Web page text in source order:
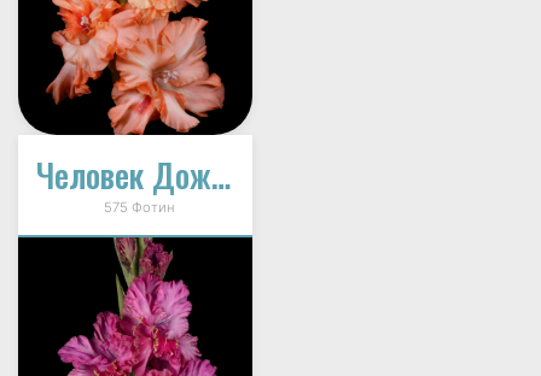
Человек Дождя (В-14-348-А)
575 Фотин